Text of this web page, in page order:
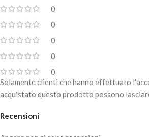
0
0
0
0
0
Recensioni
Solamente clienti che hanno effettuato
acquistato questo prodotto possono